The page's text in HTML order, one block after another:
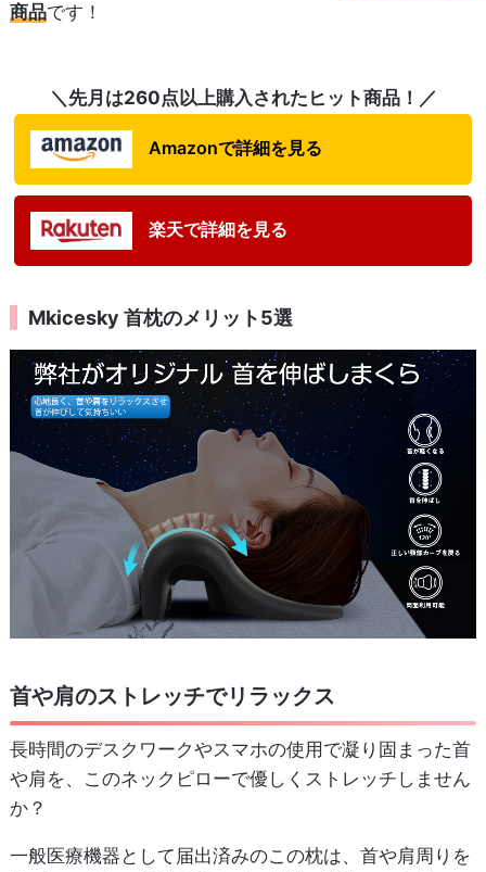
商品です！
＼先月は260点以上購入されたヒット商品！／
Amazonで詳細を見る
楽天で詳細を見る
Mkicesky 首枕のメリット5選
首や肩のストレッチでリラックス
長時間のデスクワークやスマホの使用で凝り固まった首
や肩を、このネックピローで優しくストレッチしません
か？
一般医療機器として届出済みのこの枕は、首や肩周りを